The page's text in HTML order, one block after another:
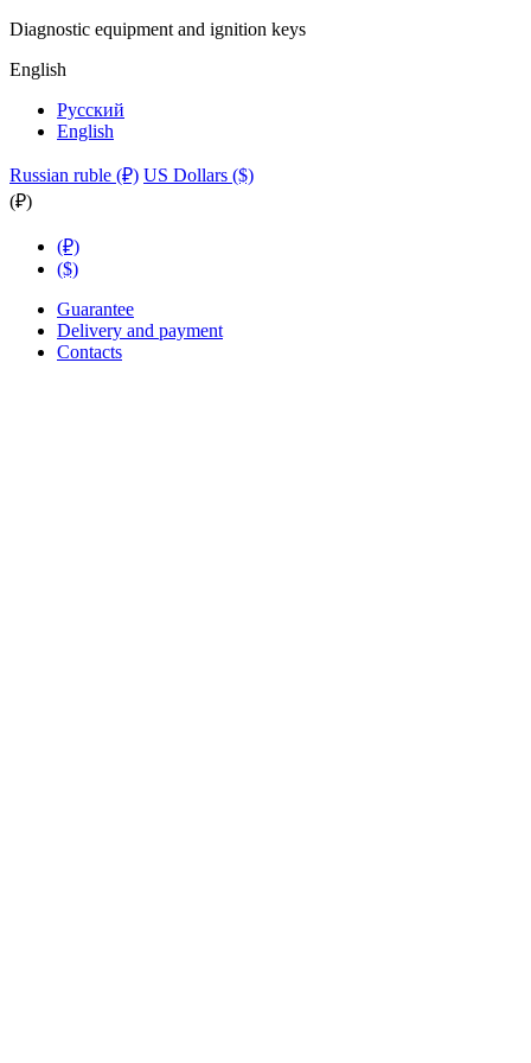
Diagnostic equipment and ignition keys
English
Русский
English
Russian ruble (₽) US Dollars ($)
(₽)
(₽)
($)
Guarantee
Delivery and payment
Contacts